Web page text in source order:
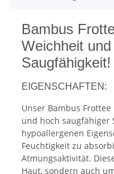
Bambus
Weichheit
Saugfähigkeit!
EIGENSCHAFTEN:
Unser Bambus
und hoch saugfähiger
hypoallergenen
Feuchtigkeit zu
Atmungsaktivität.
Haut, sondern auch